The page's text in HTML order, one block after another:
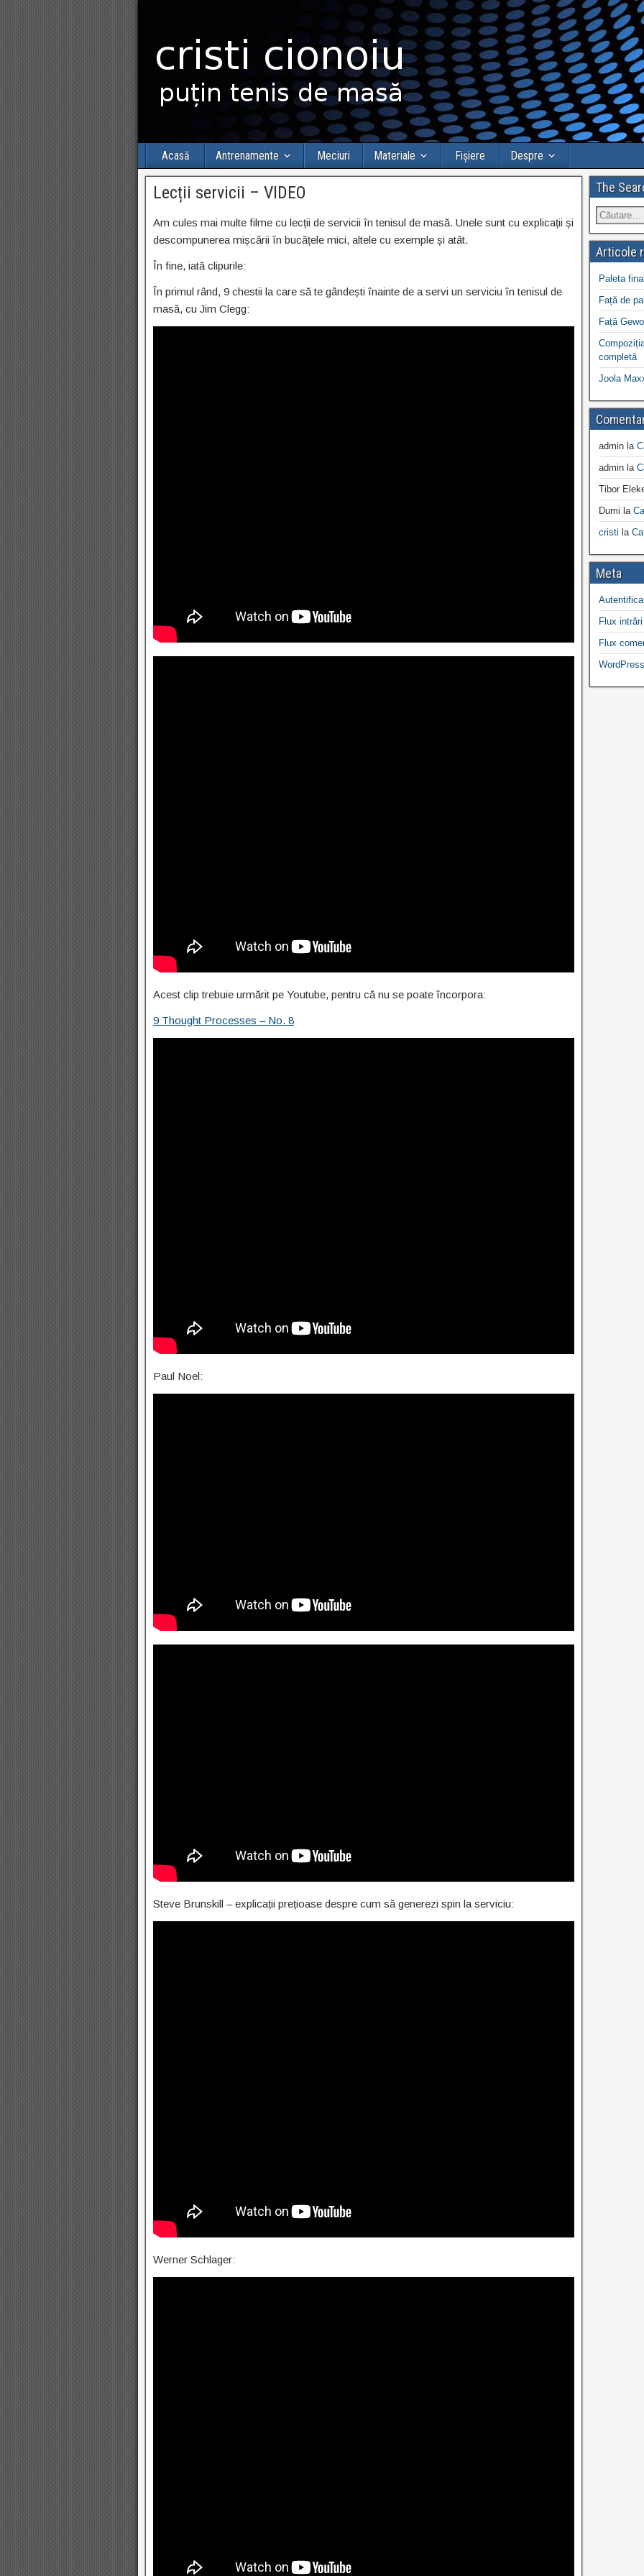
Acasă Antrenamente Meciuri Materiale Fișiere Despre
Lecții servicii – VIDEO
Am cules mai multe filme cu lecții de servicii în tenisul de masă. Unele sunt cu explicații și
descompunerea mișcării în bucățele mici, altele cu exemple și atât.
În fine, iată clipurile:
În primul rând, 9 chestii la care să te gândești înainte de a servi un serviciu în tenisul de
masă, cu Jim Clegg:
Acest clip trebuie urmărit pe Youtube, pentru că nu se poate încorpora:
9 Thought Processes – No. 8
Paul Noel:
Steve Brunskill – explicații prețioase despre cum să generezi spin la serviciu:
Werner Schlager:
The
Articole
Paleta
Față de
Față
completă
Joola
adminla
adminla
Tibor
Dumi la
cristi la
Meta
Flux intrări
Flux